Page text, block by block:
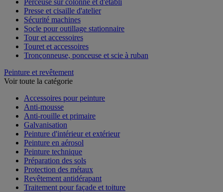
Presse et cisaille d'atelier
Sécurité machines
Socle pour outillage stationnaire
Tour et accessoires
Touret et accessoires
Tronçonneuse, ponceuse et scie à ruban
Peinture et revêtement
Voir toute la catégorie
Accessoires pour peinture
Anti-mousse
Anti-rouille et primaire
Galvanisation
Peinture d'intérieur et extérieur
Peinture en aérosol
Peinture technique
Préparation des sols
Protection des métaux
Revêtement antidérapant
Traitement pour façade et toiture